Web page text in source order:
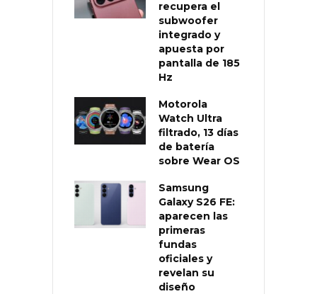
recupera el
subwoofer
integrado y
apuesta por
pantalla de 185
Hz
Motorola
Watch Ultra
filtrado, 13 días
de batería
sobre Wear OS
Samsung
Galaxy S26 FE:
aparecen las
primeras
fundas
oficiales y
revelan su
diseño